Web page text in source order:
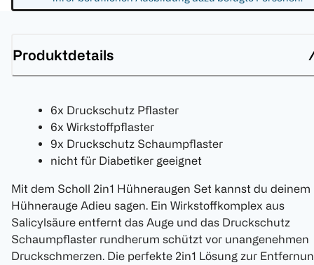
Produktdetails
6x Druckschutz Pflaster
6x Wirkstoffpflaster
9x Druckschutz Schaumpflaster
nicht für Diabetiker geeignet
Mit dem Scholl 2in1 Hühneraugen Set kannst du deinem
Hühnerauge Adieu sagen. Ein Wirkstoffkomplex aus
Salicylsäure entfernt das Auge und das Druckschutz
Schaumpflaster rundherum schützt vor unangenehmen
Druckschmerzen. Die perfekte 2in1 Lösung zur